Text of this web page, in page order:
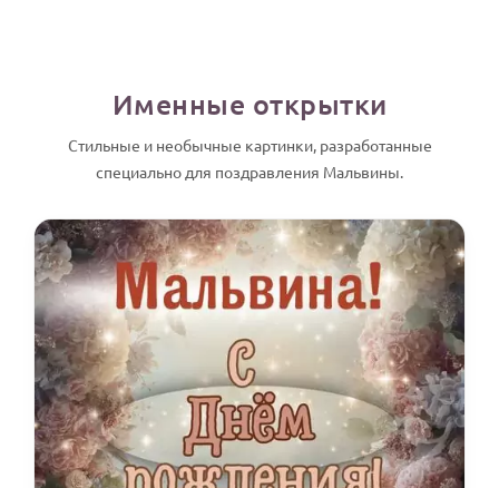
Именные открытки
Стильные и необычные картинки, разработанные
специально для поздравления Мальвины.